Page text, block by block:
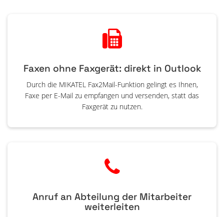
Faxen ohne Faxgerät: direkt in Outlook
Durch die MIKATEL Fax2Mail-Funktion gelingt es Ihnen,
Faxe per E-Mail zu empfangen und versenden, statt das
Faxgerät zu nutzen.
Anruf an Abteilung der Mitarbeiter
weiterleiten